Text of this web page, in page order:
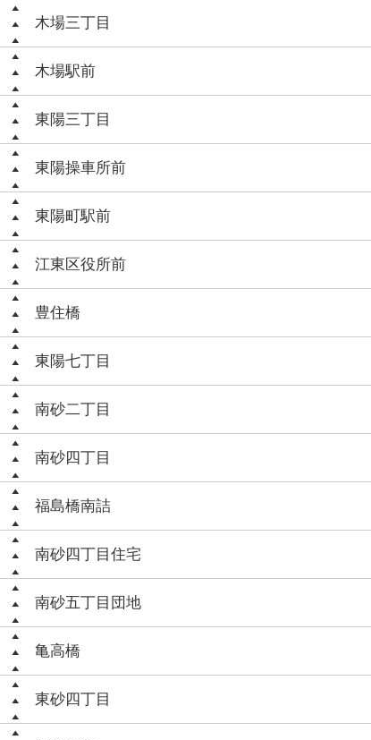
木場三丁目
木場駅前
東陽三丁目
東陽操車所前
東陽町駅前
江東区役所前
豊住橋
東陽七丁目
南砂二丁目
南砂四丁目
福島橋南詰
南砂四丁目住宅
南砂五丁目団地
亀高橋
東砂四丁目